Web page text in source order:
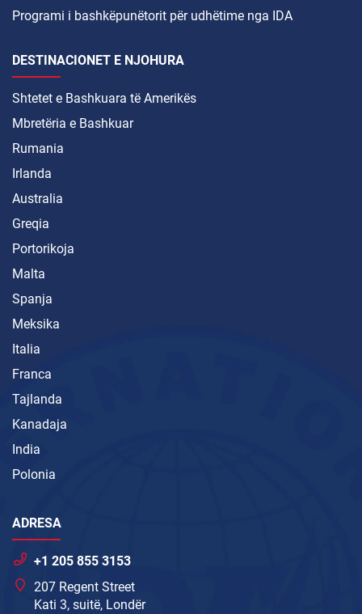
Programi i bashkëpunëtorit për udhëtime nga IDA
DESTINACIONET E NJOHURA
Shtetet e Bashkuara të Amerikës
Mbretëria e Bashkuar
Rumania
Irlanda
Australia
Greqia
Portorikoja
Malta
Spanja
Meksika
Italia
Franca
Tajlanda
Kanadaja
India
Polonia
ADRESA
+1 205 855 3153
207 Regent Street
Kati 3, suitë, Londër